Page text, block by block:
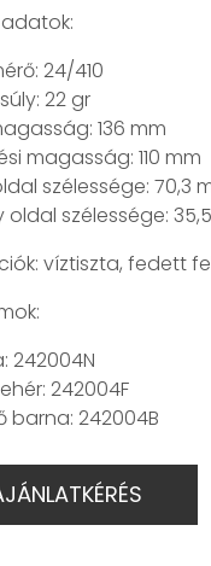
24/410
22 gr
136 mm
magasság: 110 mm
szélessége: 70,3
oldal szélessége:
víztiszta, fedett
242004N
242004F
barna: 242004B